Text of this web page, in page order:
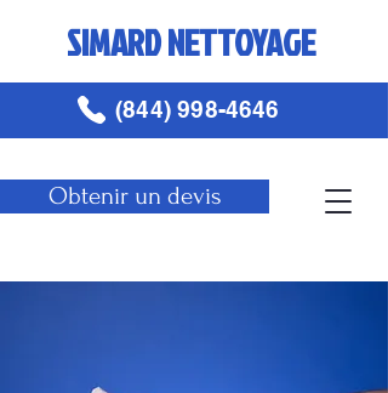
SIMARD NETTOYAGE
Obtenir un devis
(844) 998-4646